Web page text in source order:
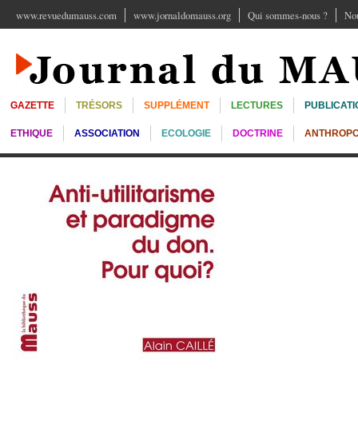
www.revuedumauss.com www.jornaldomauss.org Qui sommes-nous ?
GAZETTE TRÉSORS SUPPLÉMENT LECTURES
ETHIQUE ASSOCIATION ECOLOGIE DOCTRINE